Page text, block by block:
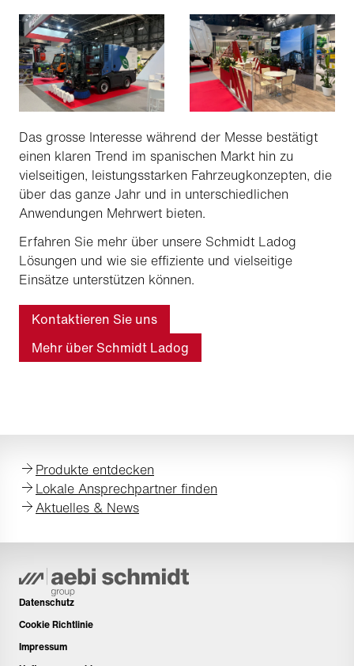
Das grosse Interesse während der Messe bestätigt
einen klaren Trend im spanischen Markt hin zu
vielseitigen, leistungsstarken Fahrzeugkonzepten, die
über das ganze Jahr und in unterschiedlichen
Anwendungen Mehrwert bieten.
Erfahren Sie mehr über unsere Schmidt Ladog
Lösungen und wie sie effiziente und vielseitige
Einsätze unterstützen können.
Kontaktieren Sie uns
Mehr über Schmidt Ladog
Produkte entdecken
Lokale Ansprechpartner finden
Aktuelles & News
Datenschutz
Cookie Richtlinie
Impressum